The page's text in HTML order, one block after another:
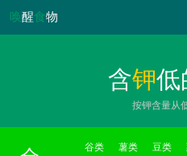
唤醒食物
含钾低
按钾含量从
谷类 薯类 豆类